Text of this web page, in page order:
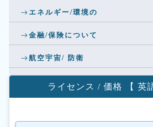
エネルギー/環境の
金融/保険について
航空宇宙/ 防衛
ライセンス / 価格 【 英